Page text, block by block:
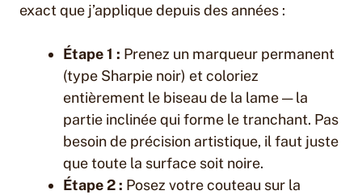
exact que j’applique depuis des années :
Étape 1 : Prenez un marqueur permanent
(type Sharpie noir) et coloriez
entièrement le biseau de la lame — la
partie inclinée qui forme le tranchant. Pas
besoin de précision artistique, il faut juste
que toute la surface soit noire.
Étape 2 : Posez votre couteau sur la